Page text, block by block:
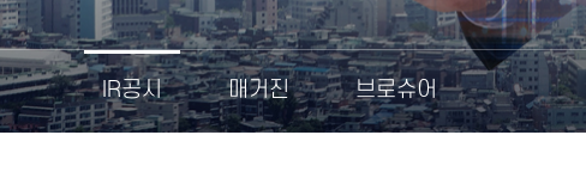
IR공시 매거진 브로슈어